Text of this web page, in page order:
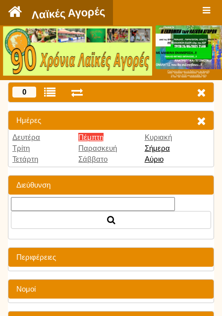
Λαϊκές Αγορές
Πατήστε εδώ για να δείτε την εκπομπή
την Τρίτη 9:00 μμ και κάθε Τρίτη
0
Ημέρες
Δευτέρα
Τρίτη
Τετάρτη
Πέμπτη
Παρασκευή
Σάββατο
Κυριακή
Σήμερα
Αύριο
Διεύθυνση
Περιφέρειες
Νομοί